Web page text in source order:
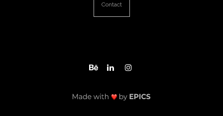
Contact